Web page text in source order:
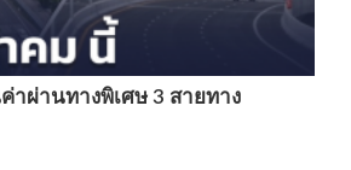
าผ่านทางพิเศษ 3 สายทาง